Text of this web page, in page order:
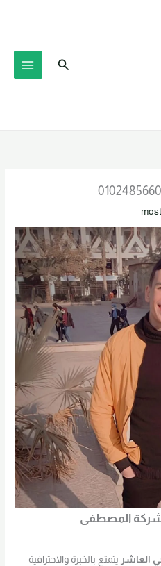
البحث
المصطفى
العاشر يتمتع بالخبرة والاحترافية